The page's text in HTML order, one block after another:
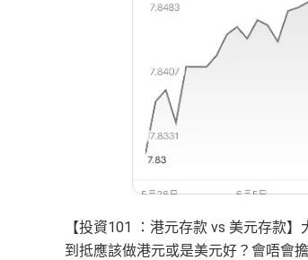
【投資101 ：港元存款 vs 美元存款
到抵應該做港元或是美元好？會唔會